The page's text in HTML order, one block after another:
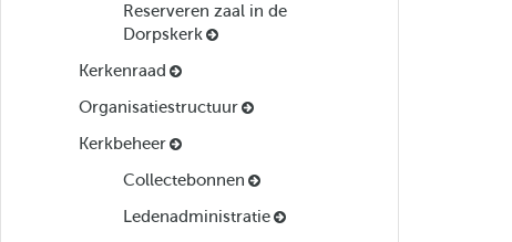
Reserveren zaal in de
Dorpskerk
Kerkenraad
Organisatiestructuur
Kerkbeheer
Collectebonnen
Ledenadministratie